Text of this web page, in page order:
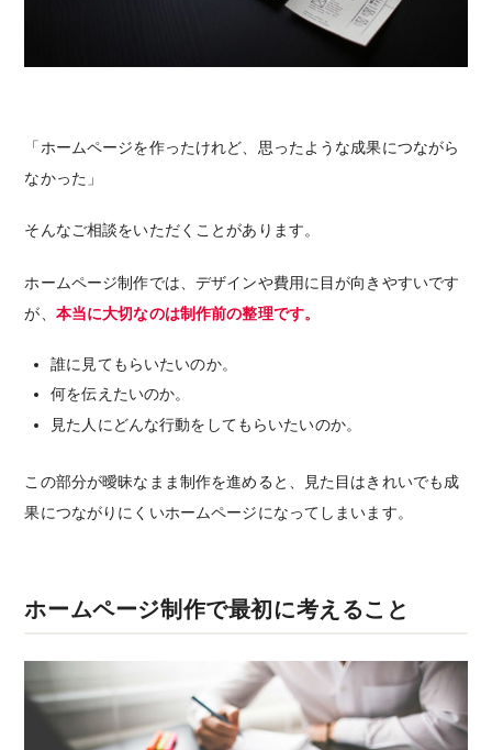
「ホームページを作ったけれど、思ったような成果につながら
なかった」
そんなご相談をいただくことがあります。
ホームページ制作では、デザインや費用に目が向きやすいです
が、 本当に大切なのは制作前の整理です。
誰に見てもらいたいのか。
何を伝えたいのか。
見た人にどんな行動をしてもらいたいのか。
この部分が曖昧なまま制作を進めると、見た目はきれいでも成
果につながりにくいホームページになってしまいます。
ホームページ制作で最初に考えること